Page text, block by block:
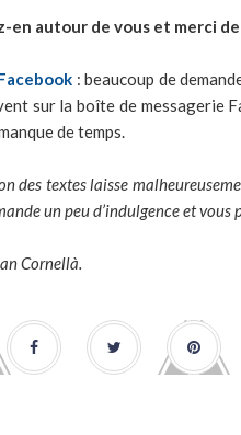
en autour de vous et merci
: beaucoup de
sur la boîte de messagerie
de temps.
des textes laisse
un peu d’indulgence et vous
Cornellà.